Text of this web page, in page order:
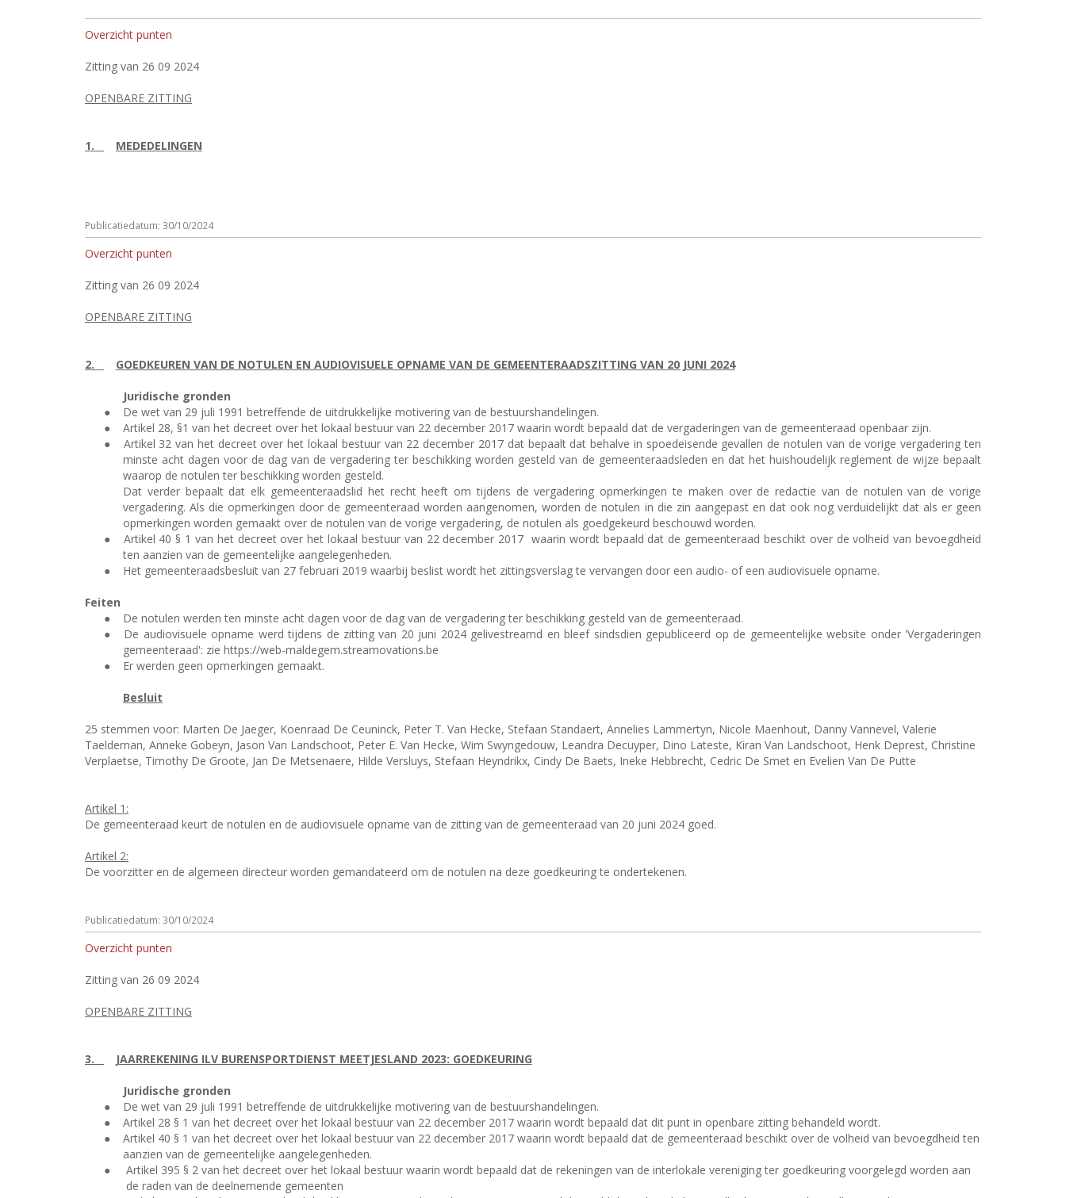
Overzicht punten
Zitting van 26 09 2024
OPENBARE ZITTING
1. MEDEDELINGEN
Publicatiedatum: 30/10/2024
Overzicht punten
Zitting van 26 09 2024
OPENBARE ZITTING
2. GOEDKEUREN VAN DE NOTULEN EN AUDIOVISUELE OPNAME VAN DE GEMEENTERAADSZITTING VAN 20 JUNI 2024
Juridische gronden
●
De wet van 29 juli 1991 betreffende de uitdrukkelijke motivering van de bestuurshandelingen.
●
Artikel 28, §1 van het decreet over het lokaal bestuur van 22 december 2017 waarin wordt bepaald dat de vergaderingen van de gemeenteraad openbaar zijn.
●
Artikel 32 van het decreet over het lokaal bestuur van 22 december 2017 dat bepaalt dat behalve in spoedeisende gevallen de notulen van de vorige vergadering ten
minste acht dagen voor de dag van de vergadering ter beschikking worden gesteld van de gemeenteraadsleden en dat het huishoudelijk reglement de wijze bepaalt
waarop de notulen ter beschikking worden gesteld.
Dat verder bepaalt dat elk gemeenteraadslid het recht heeft om tijdens de vergadering opmerkingen te maken over de redactie van de notulen van de vorige
vergadering. Als die opmerkingen door de gemeenteraad worden aangenomen, worden de notulen in die zin aangepast en dat ook nog verduidelijkt dat als er geen
opmerkingen worden gemaakt over de notulen van de vorige vergadering, de notulen als goedgekeurd beschouwd worden.
●
Artikel 40 § 1 van het decreet over het lokaal bestuur van 22 december 2017 waarin wordt bepaald dat de gemeenteraad beschikt over de volheid van bevoegdheid
ten aanzien van de gemeentelijke aangelegenheden.
●
Het gemeenteraadsbesluit van 27 februari 2019 waarbij beslist wordt het zittingsverslag te vervangen door een audio- of een audiovisuele opname.
Feiten
●
De notulen werden ten minste acht dagen voor de dag van de vergadering ter beschikking gesteld van de gemeenteraad.
●
De audiovisuele opname werd tijdens de zitting van 20 juni 2024 gelivestreamd en bleef sindsdien gepubliceerd op de gemeentelijke website onder 'Vergaderingen
gemeenteraad': zie https://web-maldegem.streamovations.be
●
Er werden geen opmerkingen gemaakt.
Besluit
25 stemmen voor: Marten De Jaeger, Koenraad De Ceuninck, Peter T. Van Hecke, Stefaan Standaert, Annelies Lammertyn, Nicole Maenhout, Danny Vannevel, Valerie
Taeldeman, Anneke Gobeyn, Jason Van Landschoot, Peter E. Van Hecke, Wim Swyngedouw, Leandra Decuyper, Dino Lateste, Kiran Van Landschoot, Henk Deprest, Christine
Verplaetse, Timothy De Groote, Jan De Metsenaere, Hilde Versluys, Stefaan Heyndrikx, Cindy De Baets, Ineke Hebbrecht, Cedric De Smet en Evelien Van De Putte
Artikel 1:
De gemeenteraad keurt de notulen en de audiovisuele opname van de zitting van de gemeenteraad van 20 juni 2024 goed.
Artikel 2:
De voorzitter en de algemeen directeur worden gemandateerd om de notulen na deze goedkeuring te ondertekenen.
Publicatiedatum: 30/10/2024
Overzicht punten
Zitting van 26 09 2024
OPENBARE ZITTING
3. JAARREKENING ILV BURENSPORTDIENST MEETJESLAND 2023: GOEDKEURING
Juridische gronden
●
De wet van 29 juli 1991 betreffende de uitdrukkelijke motivering van de bestuurshandelingen.
●
Artikel 28 § 1 van het decreet over het lokaal bestuur van 22 december 2017 waarin wordt bepaald dat dit punt in openbare zitting behandeld wordt.
●
Artikel 40 § 1 van het decreet over het lokaal bestuur van 22 december 2017 waarin wordt bepaald dat de gemeenteraad beschikt over de volheid van bevoegdheid ten
aanzien van de gemeentelijke aangelegenheden.
●
Artikel 395 § 2 van het decreet over het lokaal bestuur waarin wordt bepaald dat de rekeningen van de interlokale vereniging ter goedkeuring voorgelegd worden aan
de raden van de deelnemende gemeenten